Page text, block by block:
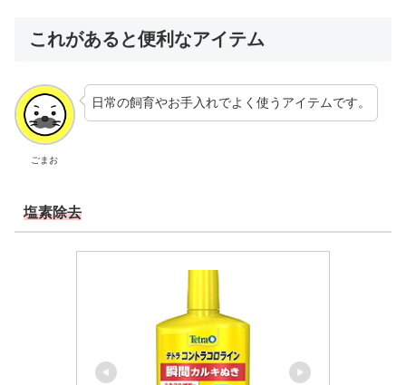
これがあると便利なアイテム
ごまお
日常の飼育やお手入れでよく使うアイテムです。
塩素除去